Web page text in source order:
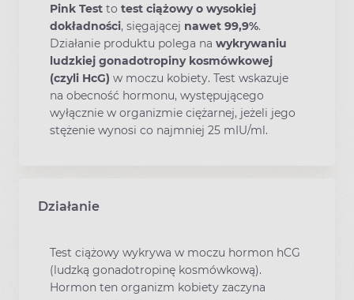
Pink Test to test ciążowy o wysokiej
dokładności, sięgającej nawet 99,9%.
Działanie produktu polega na wykrywaniu
ludzkiej gonadotropiny kosmówkowej
(czyli HcG) w moczu kobiety. Test wskazuje
na obecność hormonu, występującego
wyłącznie w organizmie ciężarnej, jeżeli jego
stężenie wynosi co najmniej 25 mIU/ml.
Działanie
Test ciążowy wykrywa w moczu hormon hCG
(ludzką gonadotropinę kosmówkową).
Hormon ten organizm kobiety zaczyna